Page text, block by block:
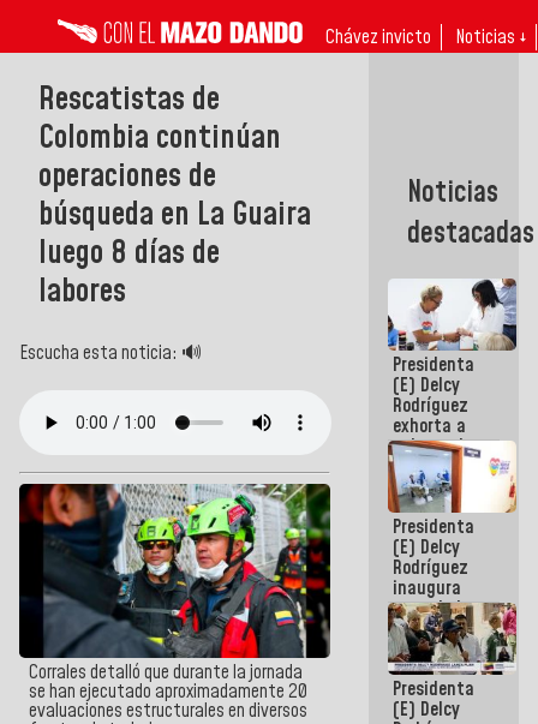
Chávez invicto Noticias ↓
Rescatistas de
Colombia continúan
operaciones de
búsqueda en La Guaira
luego 8 días de
labores
Escucha esta noticia: 🔊
Corrales detalló que durante la jornada
se han ejecutado aproximadamente 20
evaluaciones estructurales en diversos
Noticias
destacadas
Presidenta
(E) Delcy
Rodríguez
exhorta a
gobernadores
y alcaldes a
edificar
casas para
abuelos
Presidenta
(E) Delcy
Rodríguez
inaugura
casa de los
Abuelos
Primavera
en Caracas
Presidenta
(E) Delcy